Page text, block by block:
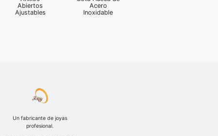
Abiertos
Ajustables
Acero
Inoxidable
Un fabricante de joyas
profesional.